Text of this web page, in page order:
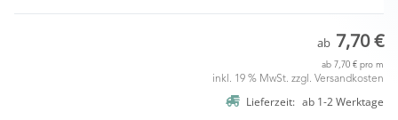
ab 7,70 €
ab 7,70 € pro m
inkl. 19 % MwSt. zzgl. Versandkosten
Lieferzeit: ab 1-2 Werktage